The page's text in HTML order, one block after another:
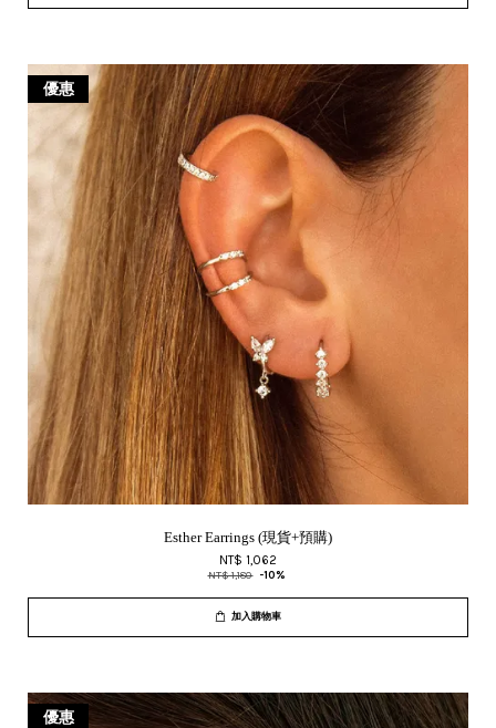
優惠
Esther Earrings (現貨+預購)
NT$ 1,062
NT$ 1,180 -10%
加入購物車
優惠